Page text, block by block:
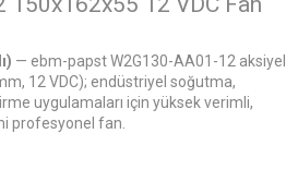
— ebm-papst W2G130-AA01-12 aksiyel
12 VDC); endüstriyel soğutma,
uygulamaları için yüksek verimli,
profesyonel fan.